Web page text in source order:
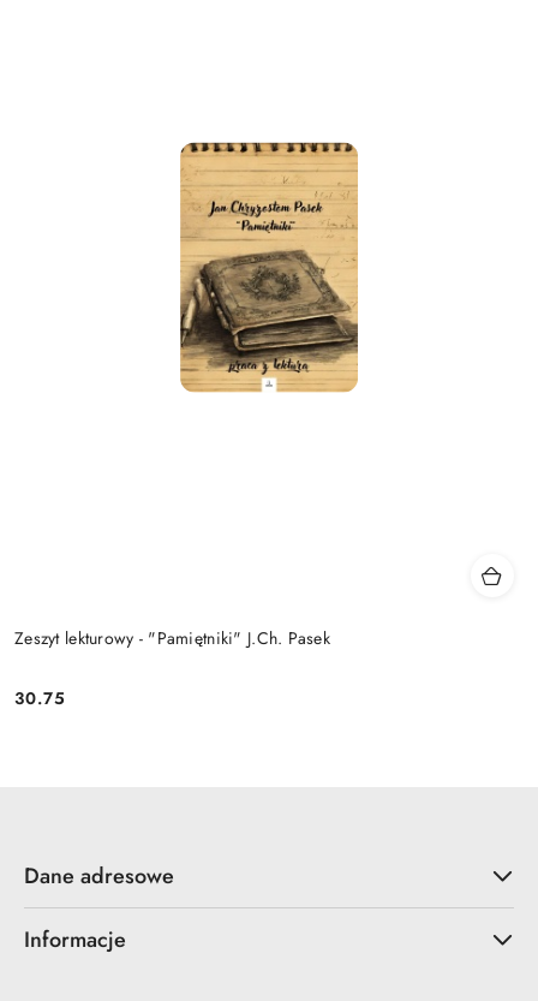
Zeszyt lekturowy - "Pamiętniki" J.Ch. Pasek
Cena:
30.75
Dane adresowe
Informacje